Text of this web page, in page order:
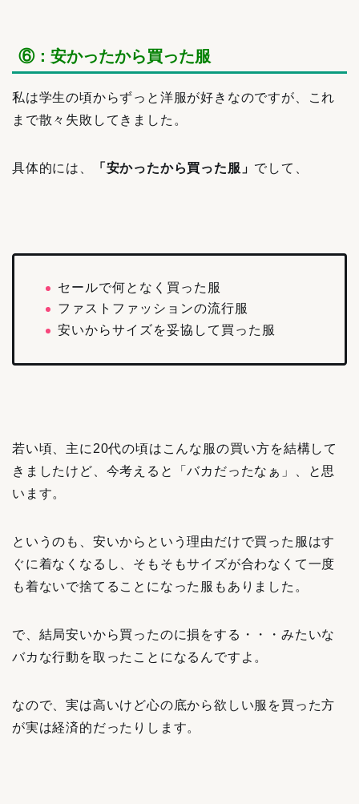
⑥：安かったから買った服
私は学生の頃からずっと洋服が好きなのですが、これ
まで散々失敗してきました。
具体的には、 「安かったから買った服」 でして、
セールで何となく買った服
ファストファッションの流行服
安いからサイズを妥協して買った服
若い頃、主に20代の頃はこんな服の買い方を結構して
きましたけど、今考えると「バカだったなぁ」、と思
います。
というのも、安いからという理由だけで買った服はす
ぐに着なくなるし、そもそもサイズが合わなくて一度
も着ないで捨てることになった服もありました。
で、結局安いから買ったのに損をする・・・みたいな
バカな行動を取ったことになるんですよ。
なので、実は高いけど心の底から欲しい服を買った方
が実は経済的だったりします。